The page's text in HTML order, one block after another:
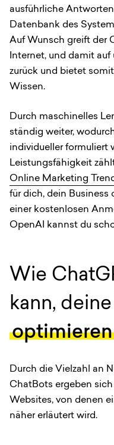
ausführliche
Datenbank des
Auf Wunsch greift der
Internet, und damit auf
zurück und bietet
Wissen.
Durch maschinelles
ständig weiter,
individueller formuliert
Leistungsfähigkeit
Online Marketing
für dich, dein Business
einer kostenlosen
OpenAI kannst du
Wie
kann,
optimieren
Durch die Vielzahl an
ChatBots ergeben
Websites, von denen
näher erläutert wird.